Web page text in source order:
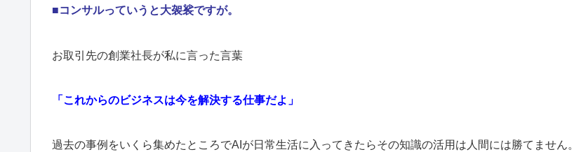
■コンサルっていうと大袈裟ですが。
お取引先の創業社長が私に言った言葉
「これからのビジネスは今を解決する仕事だよ」
過去の事例をいくら集めたところでAIが日常生活に入ってきたらその知識の活用は人間には勝てません。